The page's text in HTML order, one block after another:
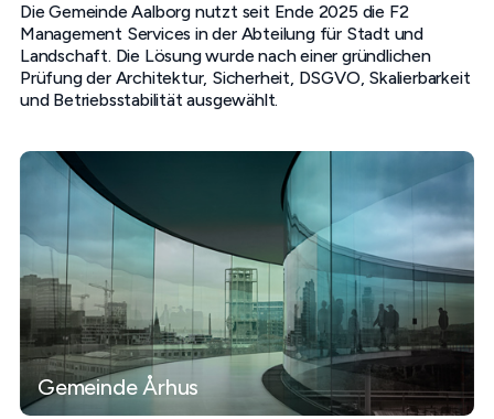
Die Gemeinde Aalborg nutzt seit Ende 2025 die F2
Management Services in der Abteilung für Stadt und
Landschaft. Die Lösung wurde nach einer gründlichen
Prüfung der Architektur, Sicherheit, DSGVO, Skalierbarkeit
und Betriebsstabilität ausgewählt.
Gemeinde Århus